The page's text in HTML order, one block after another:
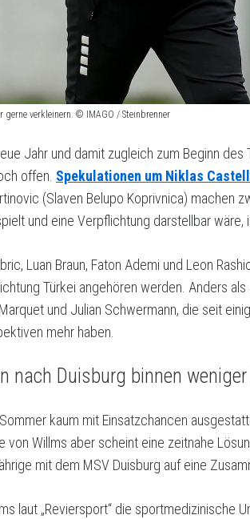
gerne verkleinern. © IMAGO / Steinbrenner
Jahr und damit zugleich zum Beginn
offen. Spekulationen um Niklas
(Slaven Belupo Koprivnica) machen
und eine Verpflichtung darstellbar wäre,
Luan Braun, Faton Ademi und Leon
Türkei angehören werden. Anders
und Julian Schwermann, die seit
mehr haben.
nach Duisburg binnen
kaum mit Einsatzchancen
von Willms aber scheint eine zeitnahe
mit dem MSV Duisburg auf eine
laut „Reviersport“ die sportmedizinische